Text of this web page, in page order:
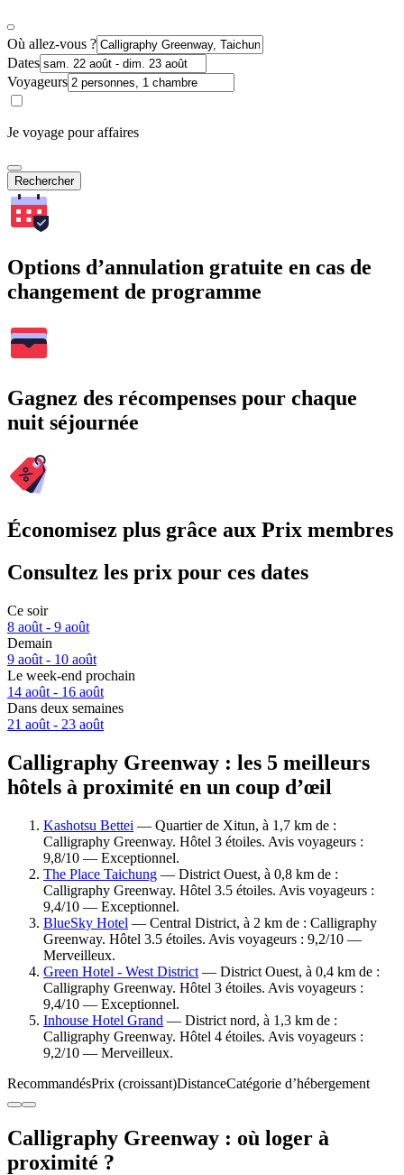
Où allez-vous ?
Dates
Voyageurs
Je voyage pour affaires
Rechercher
Options d’annulation gratuite en cas de
changement de programme
Gagnez des récompenses pour chaque
nuit séjournée
Économisez plus grâce aux Prix membres
Consultez les prix pour ces dates
Ce soir
8 août - 9 août
Demain
9 août - 10 août
Le week-end prochain
14 août - 16 août
Dans deux semaines
21 août - 23 août
Calligraphy Greenway : les 5 meilleurs
hôtels à proximité en un coup d’œil
Kashotsu Bettei — Quartier de Xitun, à 1,7 km de :
Calligraphy Greenway. Hôtel 3 étoiles. Avis voyageurs :
9,8/10 — Exceptionnel.
The Place Taichung — District Ouest, à 0,8 km de :
Calligraphy Greenway. Hôtel 3.5 étoiles. Avis voyageurs :
9,4/10 — Exceptionnel.
BlueSky Hotel — Central District, à 2 km de : Calligraphy
Greenway. Hôtel 3.5 étoiles. Avis voyageurs : 9,2/10 —
Merveilleux.
Green Hotel - West District — District Ouest, à 0,4 km de :
Calligraphy Greenway. Hôtel 3 étoiles. Avis voyageurs :
9,4/10 — Exceptionnel.
Inhouse Hotel Grand — District nord, à 1,3 km de :
Calligraphy Greenway. Hôtel 4 étoiles. Avis voyageurs :
9,2/10 — Merveilleux.
RecommandésPrix (croissant)DistanceCatégorie d’hébergement
Calligraphy Greenway : où loger à
proximité ?